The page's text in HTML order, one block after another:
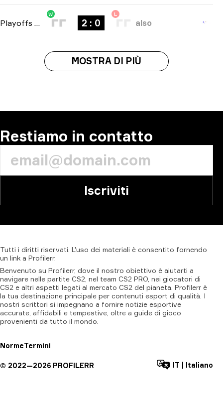
Playoffs bo3
W
2 : 0
L
also
MOSTRA DI PIÙ
Restiamo in contatto
Iscriviti
Tutti i diritti riservati. L'uso dei materiali è consentito fornendo
un link a Profilerr.
Benvenuto su Profilerr, dove il nostro obiettivo è aiutarti a
navigare nelle partite CS2, nel team CS2 PRO, nei giocatori di
CS2 e altri aspetti legati al mercato CS2 del pianeta. Profilerr è
la tua destinazione principale per contenuti esport di qualità. I
nostri scrittori si impegnano a fornire notizie esportive
accurate, affidabili e tempestive, oltre a guide di gioco
provenienti da tutto il mondo.
NormeTermini
© 2022—2026 PROFILERR IT Italiano